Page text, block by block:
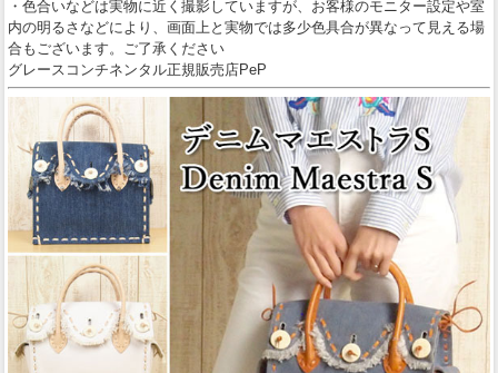
・色合いなどは実物に近く撮影していますが、お客様のモニター設定や室
内の明るさなどにより、画面上と実物では多少色具合が異なって見える場
合もございます。ご了承ください
グレースコンチネンタル正規販売店PeP